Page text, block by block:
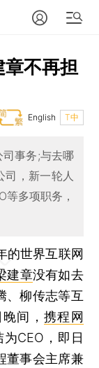
不再担
T中
English
事务;与去哪
司，新一轮人
多项职务，
的世界互联网
建章没有如去
、柳传志等互
间， 携程网
为CEO，即日
董事会主席兼